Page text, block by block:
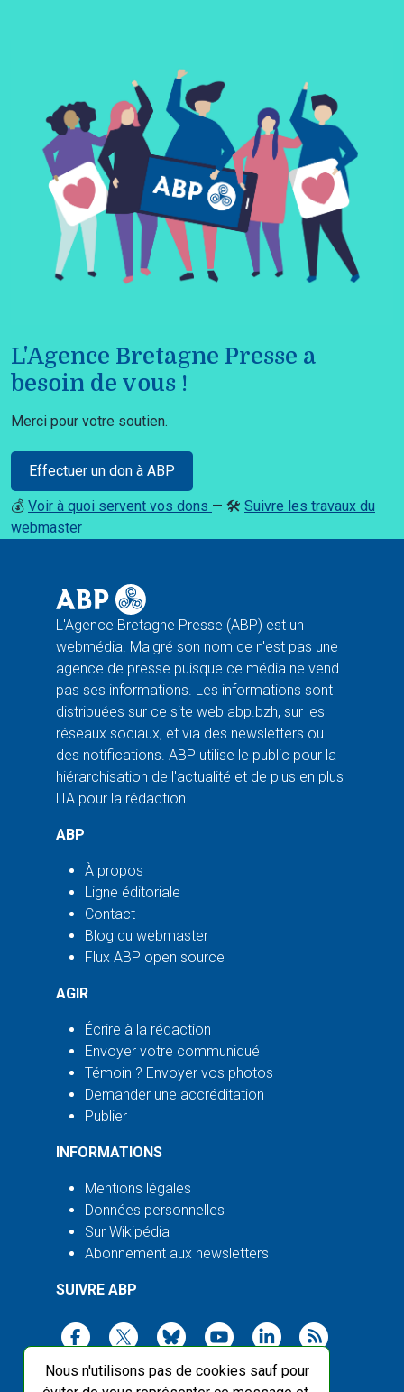
Nous n'utilisons pas de cookies sauf pour
L'Agence Bretagne Presse a
besoin de vous !
Merci pour votre soutien.
Effectuer un don à ABP
💰 Voir à quoi servent vos dons — 🛠️ Suivre les travaux du
webmaster
L'Agence Bretagne Presse (ABP) est un
webmédia. Malgré son nom ce n'est pas une
agence de presse puisque ce média ne vend
pas ses informations. Les informations sont
distribuées sur ce site web abp.bzh, sur les
réseaux sociaux, et via des newsletters ou
des notifications. ABP utilise le public pour la
hiérarchisation de l'actualité et de plus en plus
l'IA pour la rédaction.
ABP
À propos
Ligne éditoriale
Contact
Blog du webmaster
Flux ABP open source
AGIR
Écrire à la rédaction
Envoyer votre communiqué
Témoin ? Envoyer vos photos
Demander une accréditation
Publier
INFORMATIONS
Mentions légales
Données personnelles
Sur Wikipédia
Abonnement aux newsletters
SUIVRE ABP